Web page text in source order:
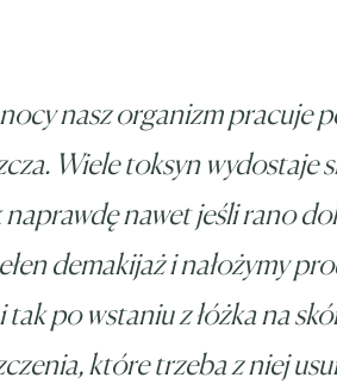
nasz organizm pracuje
Wiele toksyn wydostaje
nawet jeśli rano
demakijaż i nałożymy
tak po wstaniu z łóżka na
które trzeba z niej